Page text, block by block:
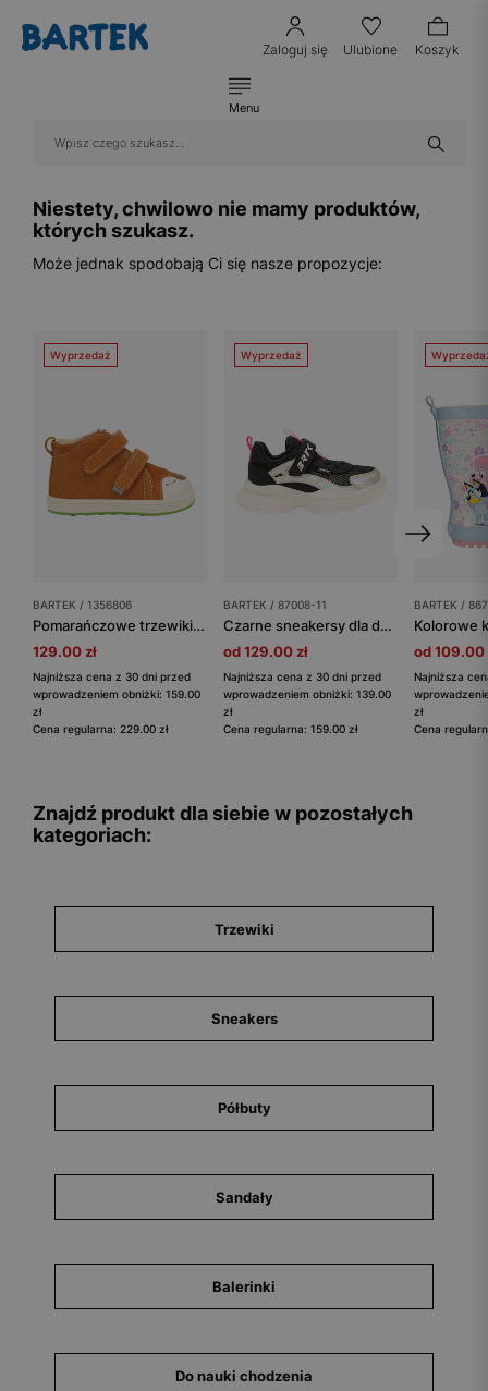
Zaloguj się Ulubione Koszyk
Menu
Niestety, chwilowo nie mamy produktów,
których szukasz.
Może jednak spodobają Ci się nasze propozycje:
Wyprzedaż
BARTEK / 1356806
Pomarańczowe trzewiki sarenki BARTEK 1356806 z zieloną podeszwą
129.00 zł
Najniższa cena z 30 dni przed
wprowadzeniem obniżki: 159.00
zł
Cena regularna: 229.00 zł
Wyprzedaż
BARTEK / 87008-11
Czarne sneakersy dla dziewczynki z elementami holo BARTEK 87008-11
od 129.00 zł
Najniższa cena z 30 dni przed
wprowadzeniem obniżki: 139.00
zł
Cena regularna: 159.00 zł
BARTEK /
od 109.00
Najniższa
zł
Cena
Znajdź produkt dla siebie w pozostałych
kategoriach:
Trzewiki
Sneakers
Półbuty
Sandały
Balerinki
Do nauki chodzenia